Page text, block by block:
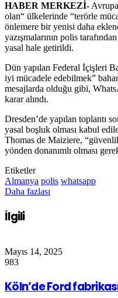
HABER MERKEZİ-
olan“ ülkelerinde “terörle
önlemere bir yenisi daha
yazışmalarının polis
yasal hale getirildi.
Dün yapılan Federal İçişleri
iyi mücadele edebilmek”
mesajlarda olduğu gibi,
karar alındı.
Dresden’de yapılan toplantı
yasal boşluk olması kabul
Thomas de Maiziere,
yönden donanımlı olması
Etiketler
Almanya polis whatsapp
Daha fazlası
İlgili
Mayıs 14, 2025
983
Köln’de Ford